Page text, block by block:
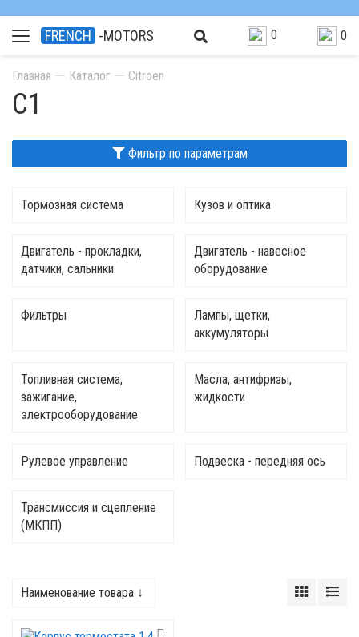
FRENCH -MOTORS 0 0
Главная Каталог Citroen
C1
Фильтр по параметрам
Тормозная система Кузов и оптика
Двигатель - прокладки,
датчики, сальники
Двигатель - навесное
оборудование
Фильтры
Лампы, щетки,
аккумуляторы
Топливная система,
зажигание,
электрооборудование
Масла, антифризы,
жидкости
Рулевое управление Подвеска - передняя ось
Трансмиссия и сцепление
(МКПП)
Наименование товара ↓